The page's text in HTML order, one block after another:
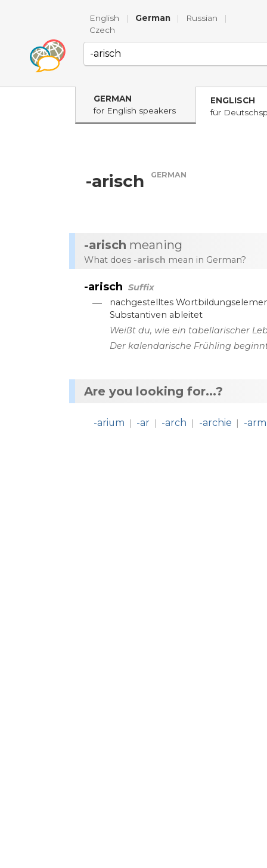
English | German | Russian
|
Czech
GERMAN
for English speakers
ENGLISCH
für
-arisch GERMAN
-arisch meaning
What does -arisch mean in German?
-arisch Suffix
— nachgestelltes
Substantiven ableitet
Weißt du, wie ein tabellarischer
Der kalendarische Frühling
Are you looking for...?
-arium | -ar | -arch | -archie | -arm